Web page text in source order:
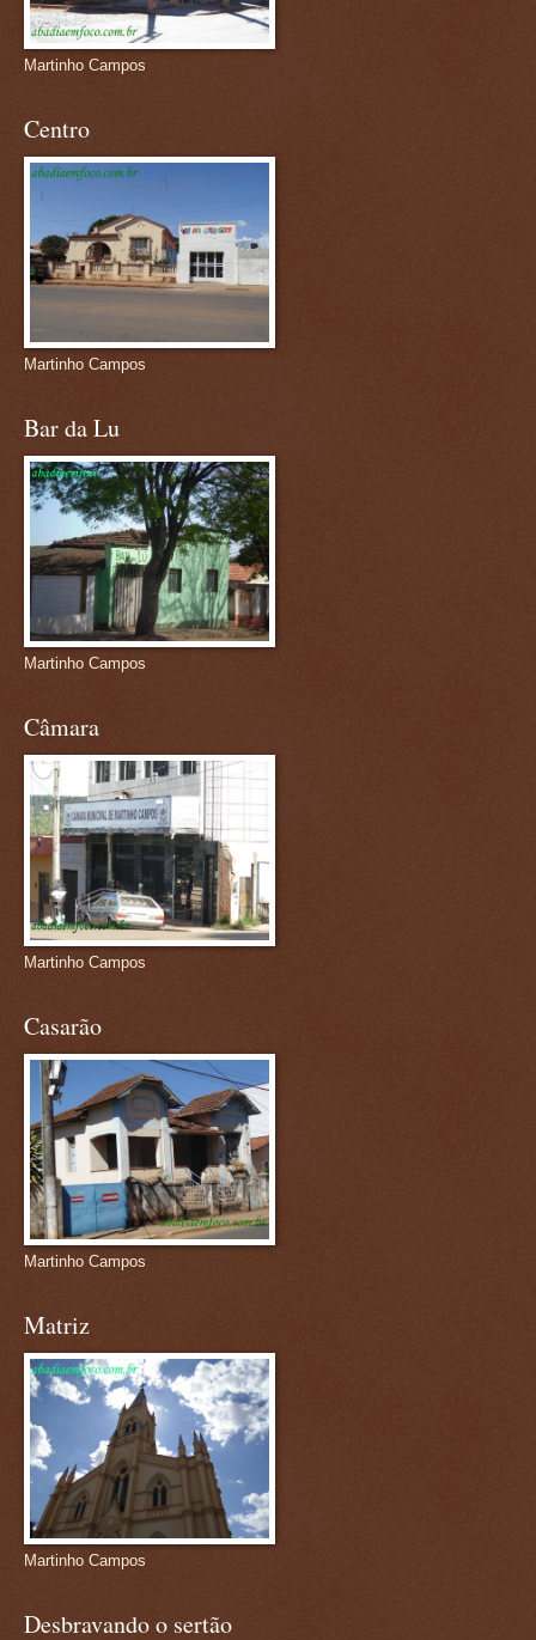
Martinho Campos
Centro
Martinho Campos
Bar da Lu
Martinho Campos
Câmara
Martinho Campos
Casarão
Martinho Campos
Matriz
Martinho Campos
Desbravando o sertão